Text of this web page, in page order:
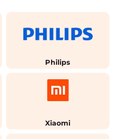
Philips
Xiaomi